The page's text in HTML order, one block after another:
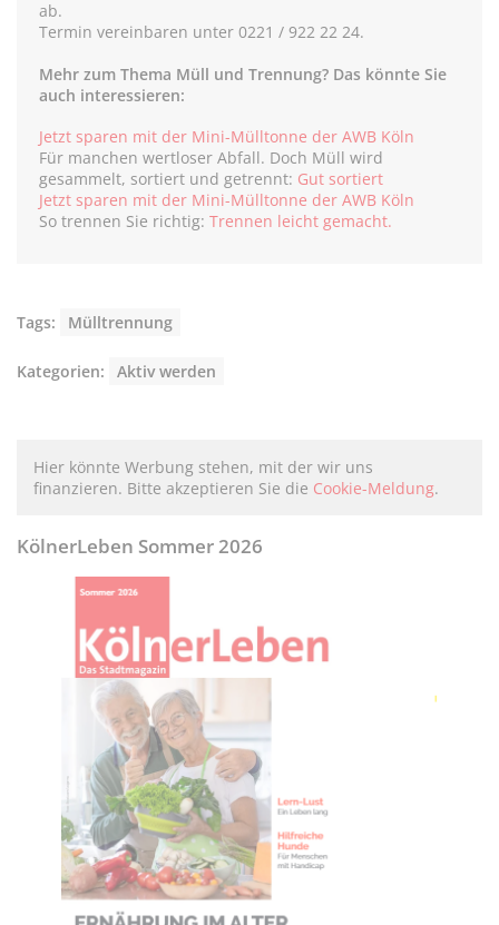
ab.
Termin vereinbaren unter 0221 / 922 22 24.
Mehr zum Thema Müll und Trennung? Das könnte Sie
auch interessieren:
Jetzt sparen mit der Mini-Mülltonne der AWB Köln
Für manchen wertloser Abfall. Doch Müll wird
gesammelt, sortiert und getrennt: Gut sortiert
Jetzt sparen mit der Mini-Mülltonne der AWB Köln
So trennen Sie richtig: Trennen leicht gemacht.
Tags: Mülltrennung
Kategorien: Aktiv werden
Hier könnte Werbung stehen, mit der wir uns
finanzieren. Bitte akzeptieren Sie die Cookie-Meldung.
KölnerLeben Sommer 2026